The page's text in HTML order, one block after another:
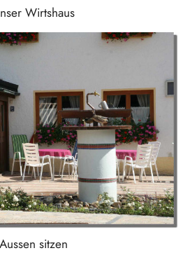
Wirtshaus
Aussen sitzen